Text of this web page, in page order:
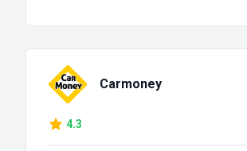
Carmoney
4.3